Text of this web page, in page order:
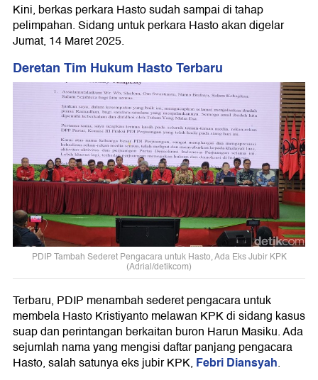
Kini, berkas perkara Hasto sudah sampai di tahap
pelimpahan. Sidang untuk perkara Hasto akan digelar
Jumat, 14 Maret 2025.
Deretan Tim Hukum Hasto Terbaru
PDIP Tambah Sederet Pengacara untuk Hasto, Ada Eks Jubir KPK
(Adrial/detikcom)
Terbaru, PDIP menambah sederet pengacara untuk
membela Hasto Kristiyanto melawan KPK di sidang kasus
suap dan perintangan berkaitan buron Harun Masiku. Ada
sejumlah nama yang mengisi daftar panjang pengacara
Hasto, salah satunya eks jubir KPK, Febri Diansyah.